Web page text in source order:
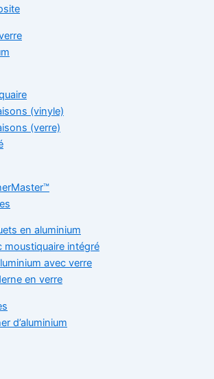
(vinyle)
(verre)
en aluminium
moustiquaire intégré
avec verre
en verre
d’aluminium